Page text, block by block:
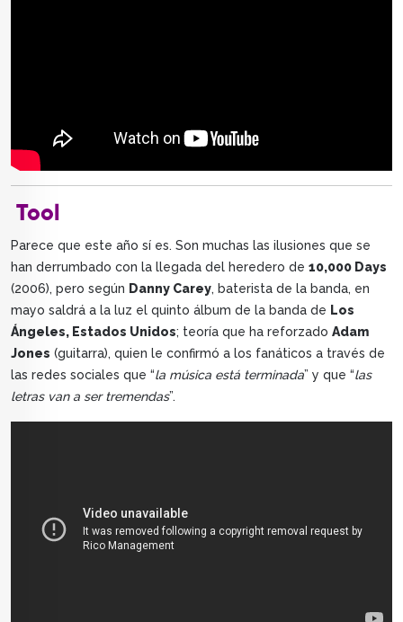
Tool
Parece que este año sí es. Son muchas las ilusiones que se
han derrumbado con la llegada del heredero de 10,000 Days
(2006), pero según Danny Carey, baterista de la banda, en
mayo saldrá a la luz el quinto álbum de la banda de Los
Ángeles, Estados Unidos; teoría que ha reforzado Adam
Jones (guitarra), quien le confirmó a los fanáticos a través de
las redes sociales que “la música está terminada” y que “las
letras van a ser tremendas”.